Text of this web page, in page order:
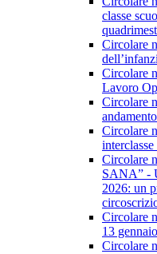
classe
Circolare
Circolare
Lavoro
Circolare
Circolare
Circolare
SANA” -
2026: un
Circolare
13
Circolare